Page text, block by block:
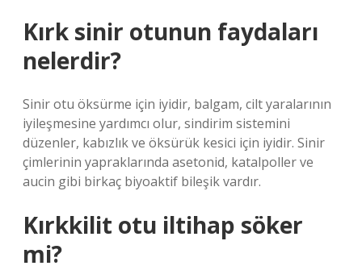
Kırk sinir otunun faydaları
nelerdir?
Sinir otu öksürme için iyidir, balgam, cilt yaralarının
iyileşmesine yardımcı olur, sindirim sistemini
düzenler, kabızlık ve öksürük kesici için iyidir. Sinir
çimlerinin yapraklarında asetonid, katalpoller ve
aucin gibi birkaç biyoaktif bileşik vardır.
Kırkkilit otu iltihap söker
mi?